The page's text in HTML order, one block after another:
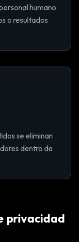
humano
o resultados
se eliminan
dentro de
privacidad